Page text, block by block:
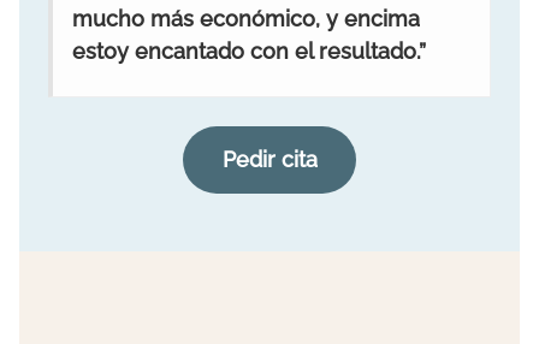
mucho más económico, y encima
estoy encantado con el resultado.”
Pedir cita